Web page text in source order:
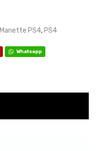
Manette PS4, PS4
Whatsapp